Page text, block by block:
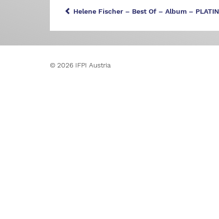
Helene Fischer – Best Of – Album – PLATIN
© 2026 IFPI Austria